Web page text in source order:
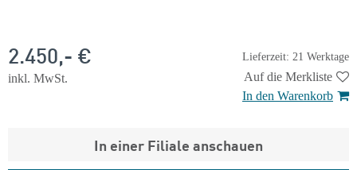
Lieferzeit: 21 Werktage
2.450,- €
inkl. MwSt.
Auf die Merkliste
In den Warenkorb
In einer Filiale anschauen